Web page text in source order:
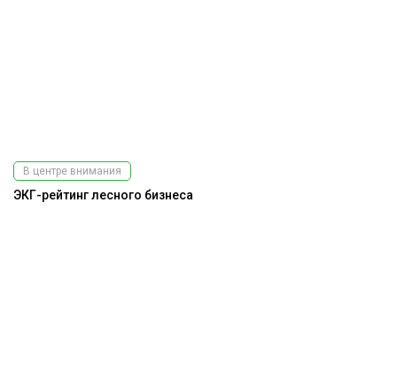
В центре внимания
ЭКГ-рейтинг лесного бизнеса